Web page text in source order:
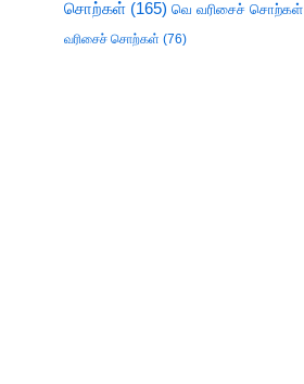
சொற்கள் (165) வெ வரிசைச் சொற்கள்
வரிசைச் சொற்கள் (76)